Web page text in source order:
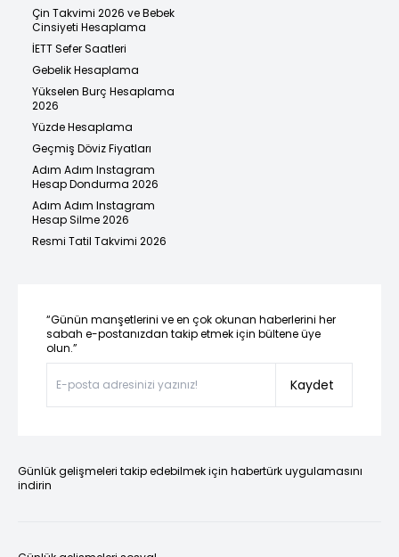
Çin Takvimi 2026 ve Bebek
Cinsiyeti Hesaplama
İETT Sefer Saatleri
Gebelik Hesaplama
Yükselen Burç Hesaplama
2026
Yüzde Hesaplama
Geçmiş Döviz Fiyatları
Adım Adım Instagram
Hesap Dondurma 2026
Adım Adım Instagram
Hesap Silme 2026
Resmi Tatil Takvimi 2026
“Günün manşetlerini ve en çok okunan haberlerini her
sabah e-postanızdan takip etmek için bültene üye
olun.”
Kaydet
Günlük gelişmeleri takip edebilmek için habertürk uygulamasını
indirin